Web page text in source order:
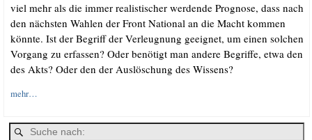
viel mehr als die immer rea­lis­ti­scher wer­den­de Pro­gno­se, dass nach
den nächs­ten Wah­len der Front Natio­nal an die Macht kom­men
könn­te. Ist der Begriff der Ver­leug­nung geeig­net, um einen sol­chen
Vor­gang zu erfas­sen? Oder benö­tigt man ande­re Begrif­fe, etwa den
des Akts? Oder den der Aus­lö­schung des Wissens?
mehr…